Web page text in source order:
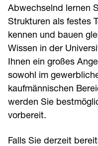
Abwechselnd lernen
Strukturen als festes
kennen und bauen
Wissen in der
Ihnen ein großes
sowohl im
kaufmännischen
werden Sie
vorbereit.
Falls Sie derzeit